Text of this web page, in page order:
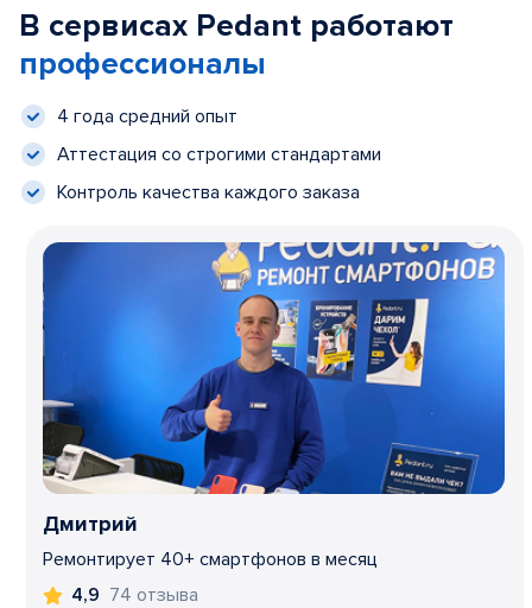
В сервисах Pedant работают
профессионалы
4 года средний опыт
Аттестация со строгими стандартами
Контроль качества каждого заказа
Дмитрий
Ремонтирует 40+ смартфонов в месяц
4,9 74 отзыва